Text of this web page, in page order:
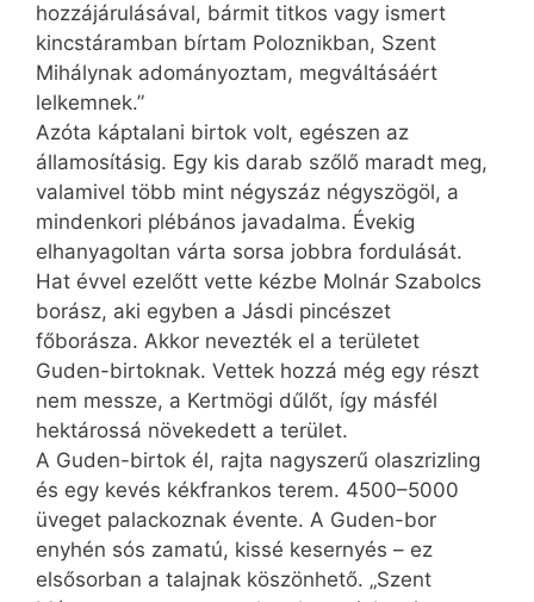
hozzájárulásával, bármit titkos vagy ismert
kincstáramban bírtam Poloznikban, Szent
Mihálynak adományoztam, megváltásáért
lelkemnek.”
Azóta káptalani birtok volt, egészen az
államosításig. Egy kis darab szőlő maradt meg,
valamivel több mint négyszáz négyszögöl, a
mindenkori plébános javadalma. Évekig
elhanyagoltan várta sorsa jobbra fordulását.
Hat évvel ezelőtt vette kézbe Molnár Szabolcs
borász, aki egyben a Jásdi pincészet
főborásza. Akkor nevezték el a területet
Guden-birtoknak. Vettek hozzá még egy részt
nem messze, a Kertmögi dűlőt, így másfél
hektárossá növekedett a terület.
A Guden-birtok él, rajta nagyszerű olaszrizling
és egy kevés kékfrankos terem. 4500–5000
üveget palackoznak évente. A Guden-bor
enyhén sós zamatú, kissé kesernyés – ez
elsősorban a talajnak köszönhető. „Szent